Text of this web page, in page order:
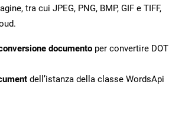
tra cui JPEG, PNG, BMP, GIF e TIFF,
documento per convertire DOT
dell’istanza della classe WordsApi